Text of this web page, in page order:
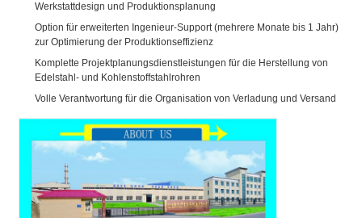
Werkstattdesign und Produktionsplanung
Option für erweiterten Ingenieur-Support (mehrere Monate bis 1 Jahr)
zur Optimierung der Produktionseffizienz
Komplette Projektplanungsdienstleistungen für die Herstellung von
Edelstahl- und Kohlenstoffstahlrohren
Volle Verantwortung für die Organisation von Verladung und Versand